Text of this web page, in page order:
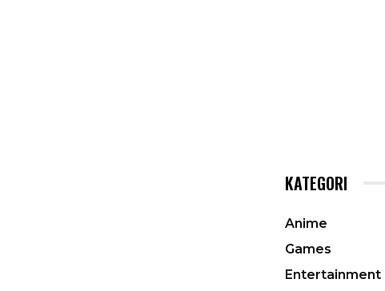
KATEGORI
Anime
Games
Entertainment